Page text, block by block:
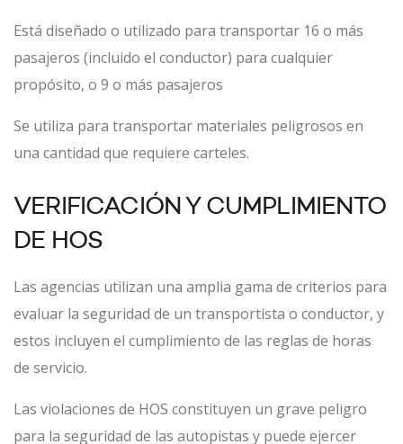
Está diseñado o utilizado para transportar 16 o más
pasajeros (incluido el conductor) para cualquier
propósito, o 9 o más pasajeros
Se utiliza para transportar materiales peligrosos en
una cantidad que requiere carteles.
VERIFICACIÓN Y CUMPLIMIENTO
DE HOS
Las agencias utilizan una amplia gama de criterios para
evaluar la seguridad de un transportista o conductor, y
estos incluyen el cumplimiento de las reglas de horas
de servicio.
Las violaciones de HOS constituyen un grave peligro
para la seguridad de las autopistas y puede ejercer